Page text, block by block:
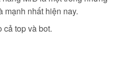
mạnh nhất hiện nay.
top và bot.